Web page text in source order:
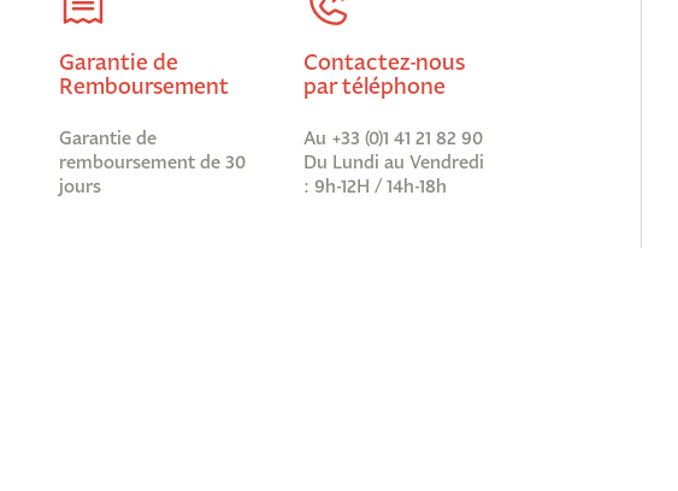
Garantie de
Remboursement
Garantie de
remboursement de 30
jours
Contactez-nous
par téléphone
Au +33 (0)1 41 21 82 90
Du Lundi au Vendredi
: 9h-12H / 14h-18h